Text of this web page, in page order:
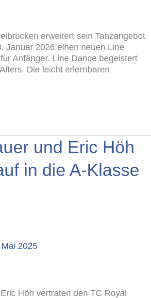
erweitert sein Tanzangebot
Januar 2026 einen neuen Line
Anfänger. Line Dance begeistert
Die leicht erlernbaren
und Eric Höh
in die A-Klasse
2025
Höh vertraten den TC Royal